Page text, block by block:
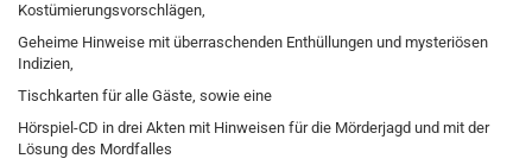
Kostümierungsvorschlägen,
Geheime Hinweise mit überraschenden Enthüllungen und mysteriösen
Indizien,
Tischkarten für alle Gäste, sowie eine
Hörspiel-CD in drei Akten mit Hinweisen für die Mörderjagd und mit der
Lösung des Mordfalles